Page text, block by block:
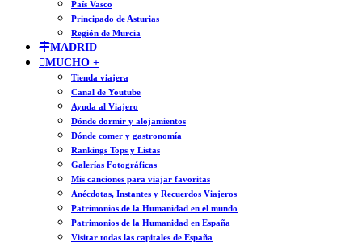
País Vasco
Principado de Asturias
Región de Murcia
MADRID
MUCHO +
Tienda viajera
Canal de Youtube
Ayuda al Viajero
Dónde dormir y alojamientos
Dónde comer y gastronomía
Rankings Tops y Listas
Galerías Fotográficas
Mis canciones para viajar favoritas
Anécdotas, Instantes y Recuerdos Viajeros
Patrimonios de la Humanidad en el mundo
Patrimonios de la Humanidad en España
Visitar todas las capitales de España